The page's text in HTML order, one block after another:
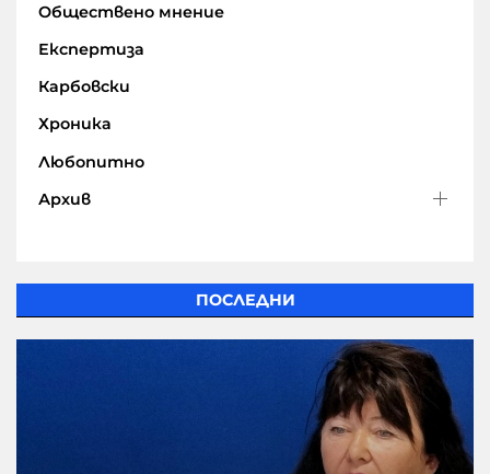
Обществено мнение
Експертиза
Карбовски
Хроника
Любопитно
Архив
ПОСЛЕДНИ